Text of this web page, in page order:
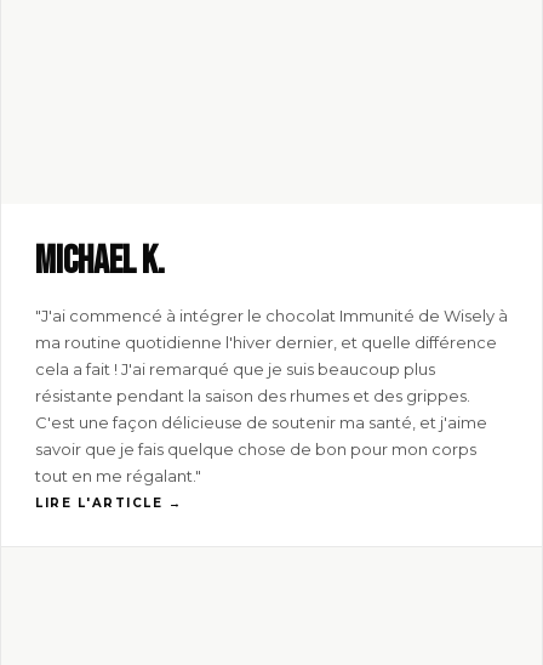
Michael K.
"J'ai commencé à intégrer le chocolat Immunité de Wisely à
ma routine quotidienne l'hiver dernier, et quelle différence
cela a fait ! J'ai remarqué que je suis beaucoup plus
résistante pendant la saison des rhumes et des grippes.
C'est une façon délicieuse de soutenir ma santé, et j'aime
savoir que je fais quelque chose de bon pour mon corps
tout en me régalant."
LIRE L'ARTICLE →